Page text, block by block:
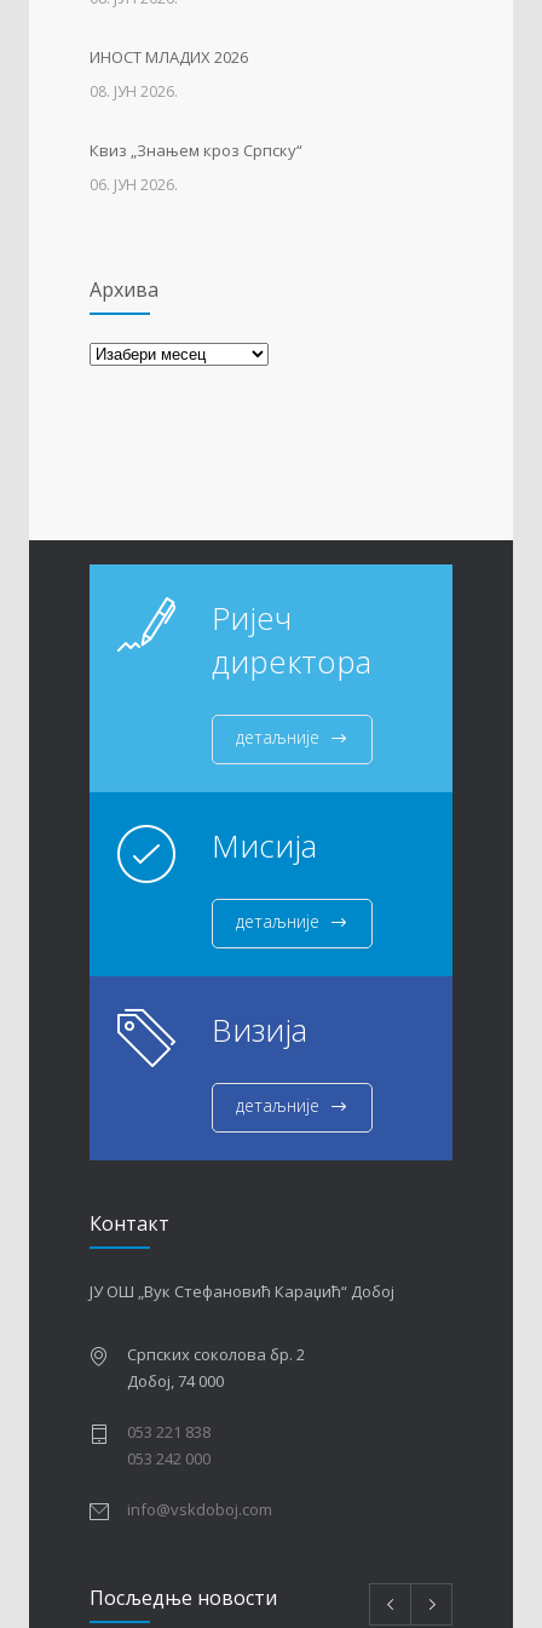
14. АПРИЛ 2021.
Свјетски дан вода
ИНОСТ МЛАДИХ 2026
08. ЈУН 2026.
Квиз „Знањем кроз Српску“
06. ЈУН 2026.
Архива
Архива
Ријеч
директора
детаљније
Мисија
детаљније
Визија
детаљније
Контакт
ЈУ ОШ „Вук Стефановић Караџић“ Добој
Српских соколова бр. 2
Добој, 74 000
053 221 838
053 242 000
info@vskdoboj.com
Посљедњe новости